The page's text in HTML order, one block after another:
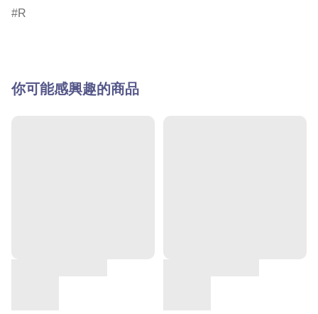
R
你可能感興趣的商品